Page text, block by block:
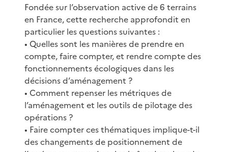
Fondée sur l’observation active de 6 terrains
en France, cette recherche approfondit en
particulier les questions suivantes :
• Quelles sont les manières de prendre en
compte, faire compter, et rendre compte des
fonctionnements écologiques dans les
décisions d’aménagement ?
• Comment repenser les métriques de
l’aménagement et les outils de pilotage des
opérations ?
• Faire compter ces thématiques implique-t-il
des changements de positionnement de